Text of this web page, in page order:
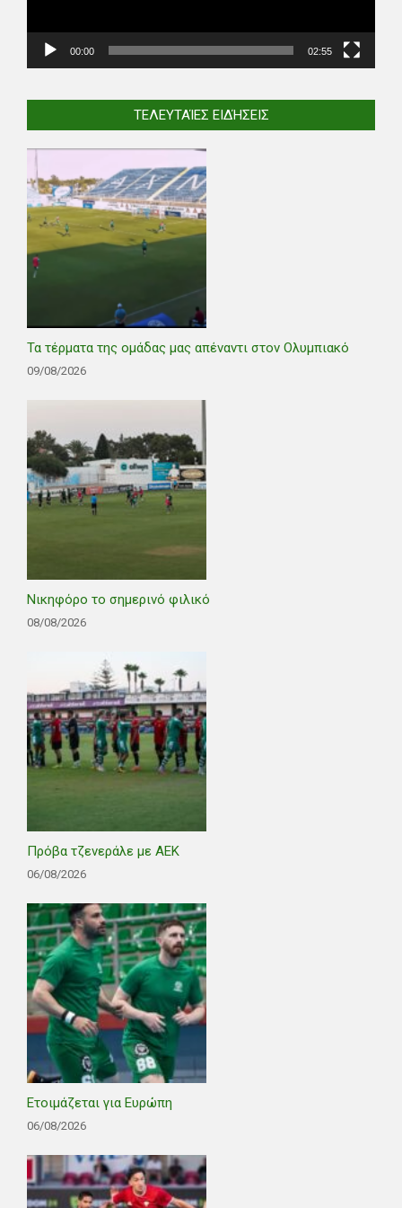
00:00 02:55
ΤΕΛΕΥΤΑΊΕΣ ΕΙΔΉΣΕΙΣ
Τα τέρματα της ομάδας μας απέναντι στον Ολυμπιακό
09/08/2026
Νικηφόρο το σημερινό φιλικό
08/08/2026
Πρόβα τζενεράλε με ΑΕΚ
06/08/2026
Ετοιμάζεται για Ευρώπη
06/08/2026